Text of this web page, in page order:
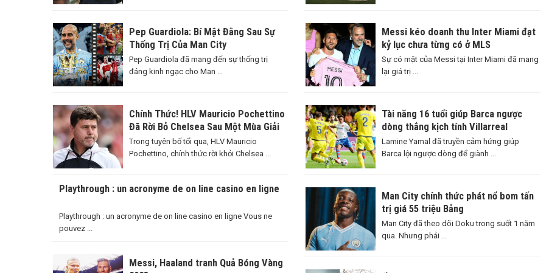
Pep Guardiola: Bí Mật Đằng Sau Sự
Thống Trị Của Man City
Pep Guardiola đã mang đến sự thống trị
đáng kinh ngạc cho Man ...
Chính Thức! HLV Mauricio Pochettino
Đã Rời Bỏ Chelsea Sau Một Mùa Giải
Đáng Nhớ
Trong tuyên bố tối qua, HLV Mauricio
Pochettino, chính thức rời khỏi Chelsea ...
Playthrough : un acronyme de on line casino en ligne
Playthrough : un acronyme de on line casino en ligne Vous ne
pouvez ...
Messi, Haaland tranh Quả Bóng Vàng
Messi kéo doanh thu Inter Miami đạt
kỷ lục chưa từng có ở MLS
Sự có mặt của Messi tại Inter Miami đã mang
lại giá trị ...
Tài năng 16 tuổi giúp Barca ngược
dòng thắng kịch tính Villarreal
Lamine Yamal đã truyền cảm hứng giúp
Barca lội ngược dòng để giành ...
Man City chính thức phát nổ bom tấn
trị giá 55 triệu Bảng
Man City đã theo dõi Doku trong suốt 1 năm
qua. Nhưng phải ...